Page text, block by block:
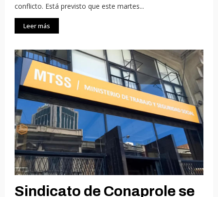
conflicto. Está previsto que este martes...
Leer más
Sindicato de Conaprole se